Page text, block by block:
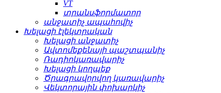
VT
տրանսֆորմատոր
անջատիչ ապահովիչ
Խելացի էլեկտրական
Խելացի անջատիչ
Ավտոմեքենայի պաշտպանիչ
Ռադիոկառավարիչ
Խելացի կողպեք
Ծրագրավորվող կառավարիչ
Վեկտորային փոխարկիչ